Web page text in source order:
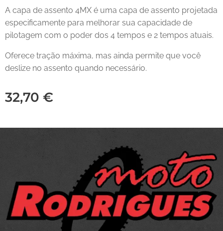
A capa de assento 4MX é uma capa de assento projetada
especificamente para melhorar sua capacidade de
pilotagem com o poder dos 4 tempos e 2 tempos atuais.
Oferece tração máxima, mas ainda permite que você
deslize no assento quando necessário.
32,70 €